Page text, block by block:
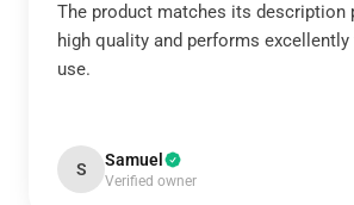
The product matches its description
high quality and performs excellently
use.
S Samuel
Verified owner